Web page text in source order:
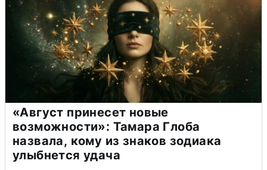
«Август принесет новые
возможности»: Тамара Глоба
назвала, кому из знаков зодиака
улыбнется удача